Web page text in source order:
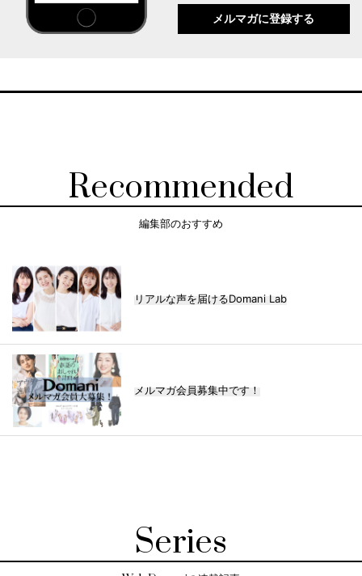
メルマガに登録する
Recommended
編集部のおすすめ
リアルな声を届けるDomani Lab
メルマガ会員募集中です！
Series